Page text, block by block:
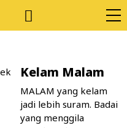
Kelam Malam
MALAM yang kelam
jadi lebih suram. Badai
yang menggila